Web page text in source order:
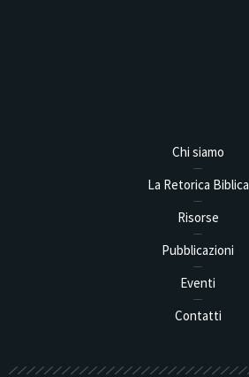
Chi siamo
La Retorica Biblica
Risorse
Pubblicazioni
Eventi
Contatti